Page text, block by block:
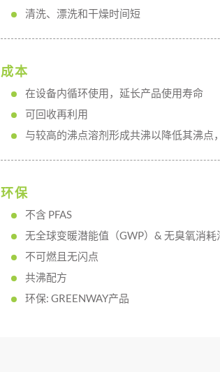
清洗、漂洗和干燥时间短
成本
在设备内循环使用，延长产品使用寿命
可回收再利用
与较高的沸点溶剂形成共沸以降低其沸点
环保
不含 PFAS
无全球变暖潜能值（GWP）& 无臭氧消耗
不可燃且无闪点
共沸配方
环保: GREENWAY产品